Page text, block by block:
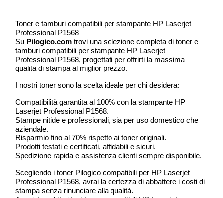
Toner e tamburi compatibili per stampante HP Laserjet
Professional P1568
Su Pilogico.com trovi una selezione completa di toner e
tamburi compatibili per stampante HP Laserjet
Professional P1568, progettati per offrirti la massima
qualità di stampa al miglior prezzo.
I nostri toner sono la scelta ideale per chi desidera:
Compatibilità garantita al 100% con la stampante HP
Laserjet Professional P1568.
Stampe nitide e professionali, sia per uso domestico che
aziendale.
Risparmio fino al 70% rispetto ai toner originali.
Prodotti testati e certificati, affidabili e sicuri.
Spedizione rapida e assistenza clienti sempre disponibile.
Scegliendo i toner Pilogico compatibili per HP Laserjet
Professional P1568, avrai la certezza di abbattere i costi di
stampa senza rinunciare alla qualità.